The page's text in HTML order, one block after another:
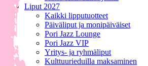
Liput 2027
Kaikki lipputuotteet
Päiväliput ja monipäiväiset
Pori Jazz Lounge
Pori Jazz VIP
Yritys- ja ryhmäliput
Kulttuurieduilla maksaminen